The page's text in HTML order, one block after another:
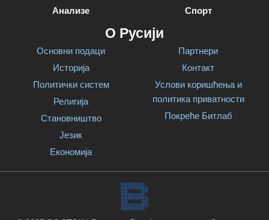
Анализе
Спорт
О Русији
Основни подаци
Историја
Политички систем
Религија
Становништво
Језик
Економија
Партнери
Контакт
Услови коришћења и
политика приватности
Покреће Битлаб